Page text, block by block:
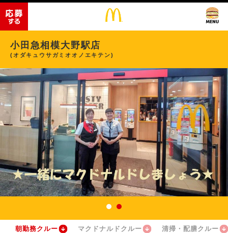
小田急相模大野駅店
(オダキュウサガミオオノエキテン)
朝勤務クルー マクドナルドクルー 清掃・配膳クルー